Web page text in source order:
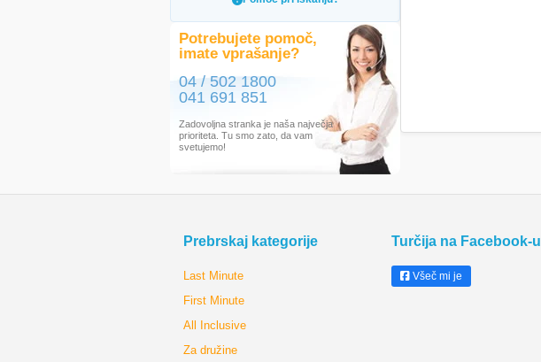
Potrebujete pomoč,
imate vprašanje?
04 / 502 1800
041 691 851
Zadovoljna stranka je naša največja
prioriteta. Tu smo zato, da vam
svetujemo!
Prebrskaj kategorije
Last Minute
First Minute
All Inclusive
Za družine
Turčija na Facebook-u
Všeč mi je